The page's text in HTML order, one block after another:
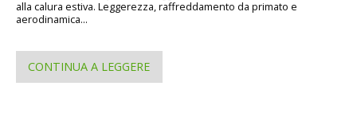
alla calura estiva. Leggerezza, raffreddamento da primato e
aerodinamica...
CONTINUA A LEGGERE